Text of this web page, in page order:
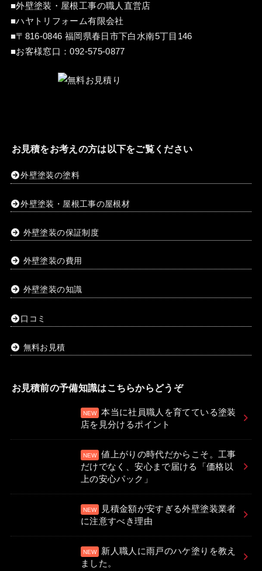
■外壁塗装・屋根工事の職人直営店
■ハヤトリフォーム有限会社
■〒816-0846 福岡県春日市下白水南5丁目146
■お客様窓口：092-575-0877
お見積をお考えの方は以下をご覧ください
外壁塗装の塗料
外壁塗装・屋根工事の屋根材
外壁塗装の保証制度
外壁塗装の費用
外壁塗装の知識
口コミ
無料お見積
お見積前の予備知識はこちらからどうぞ
本当に社員職人を育てている塗装
店を見分けるポイント
値上がりの時代だからこそ。工事
だけでなく、安心まで届ける「価格以
上の安心パック」
見積金額が安すぎる外壁塗装業者
に注意すべき理由
新人職人に雨戸のハケ塗りを教え
ました。